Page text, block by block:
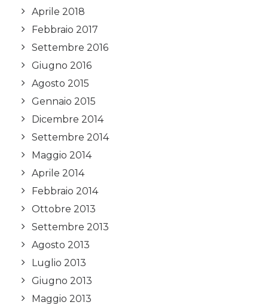
Aprile 2018
Febbraio 2017
Settembre 2016
Giugno 2016
Agosto 2015
Gennaio 2015
Dicembre 2014
Settembre 2014
Maggio 2014
Aprile 2014
Febbraio 2014
Ottobre 2013
Settembre 2013
Agosto 2013
Luglio 2013
Giugno 2013
Maggio 2013